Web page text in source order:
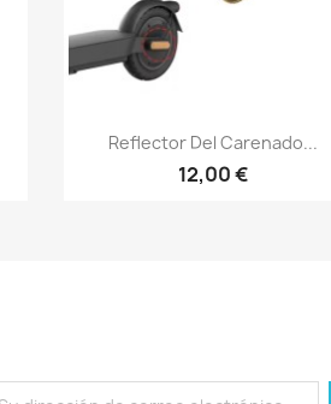
Vista rápida
Reflector Del Carenado...
12,00 €